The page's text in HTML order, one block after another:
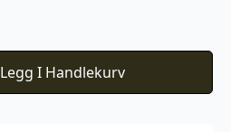
Legg I Handlekurv